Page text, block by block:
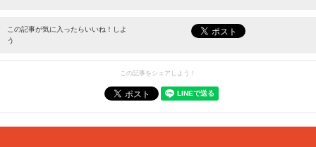
最新情報をお届けします。
この記事が気に入ったらいいね！しよ
う
この記事をシェアしよう！